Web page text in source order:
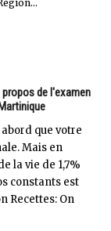
propos de l'examen
que votre
Mais en
la vie de 1,7%
constants est
Recettes: On